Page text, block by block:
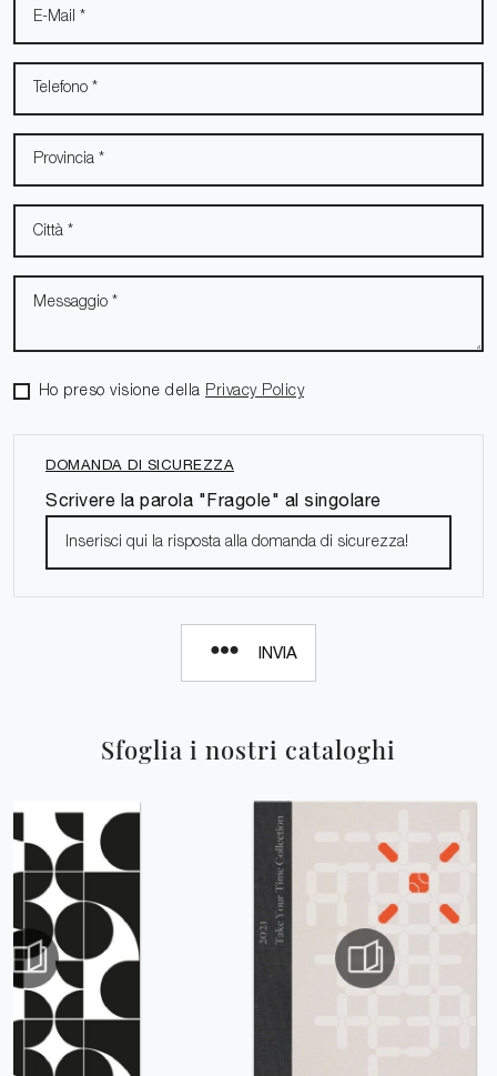
Sfoglia i nostri cataloghi
Ho preso visione della Privacy Policy
DOMANDA DI SICUREZZA
Scrivere la parola "Fragole" al singolare
INVIA